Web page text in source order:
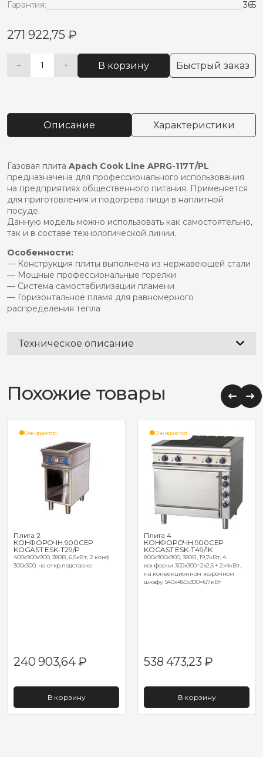
Гарантия:
365
271 922,75 ₽
−
Количество
конфорочн.700
apach
+ В корзину Быстрый заказ
Alternative:
Описание Характеристики
Газовая плита Apach Cook Line APRG-117T/PL
предназначена для профессионального использования
на предприятиях общественного питания. Применяется
для приготовления и подогрева пищи в наплитной
посуде.
Данную модель можно использовать как самостоятельно,
так и в составе технологической линии.
Особенности:
— Конструкция плиты выполнена из нержавеющей стали
— Мощные профессиональные горелки
— Система самостабилизации пламени
— Горизонтальное пламя для равномерного
распределения тепла
Техническое описание
Похожие товары
Ожидается
Плита 2
КОНФОРОЧН.900СЕР
KOGAST ESK-Т29/P
400x900x900, 380В, 6,5кВт, 2 конф
300x300, на откр.подставке
240 903,64₽
В корзину
Ожидается
Плита 4
КОНФОРОЧН.900СЕР
KOGAST ESK-Т49/1K
800x900x900, 380В, 19,7кВт, 4
конфорки 300x300=2x2,5 + 2x4кВт,
на конвекционном жарочном
шкафу 540x480x300=6,7кВт
538 473,23₽
В корзину